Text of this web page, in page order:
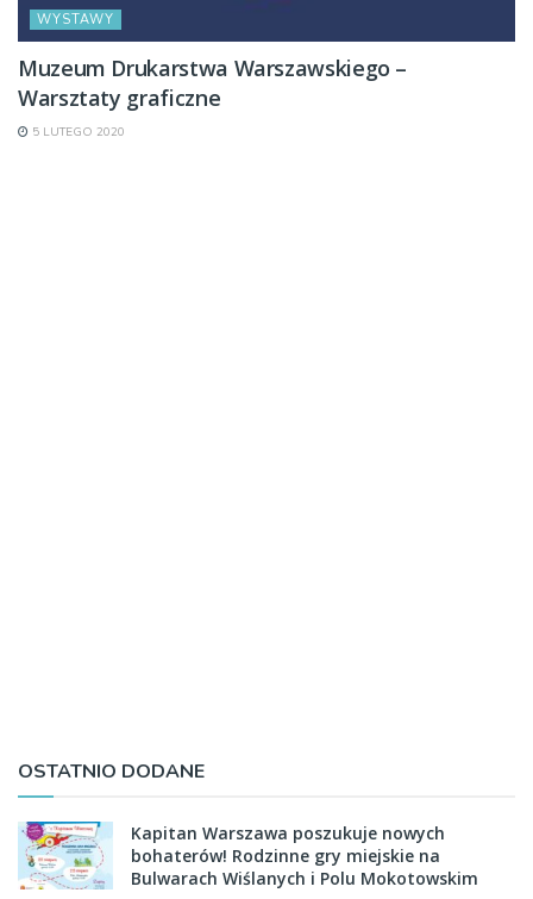
WYSTAWY
Muzeum Drukarstwa Warszawskiego –
Warsztaty graficzne
5 LUTEGO 2020
OSTATNIO DODANE
Kapitan Warszawa poszukuje nowych
bohaterów! Rodzinne gry miejskie na
Bulwarach Wiślanych i Polu Mokotowskim